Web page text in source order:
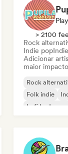
> 2100
Rock
Indie pop
Adicionar
maior impacto
Rock
Folk indie
Lofi bedroom